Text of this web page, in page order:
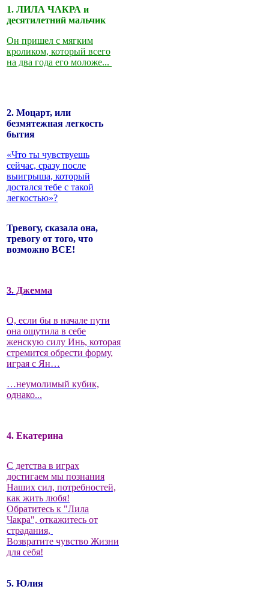
1. ЛИЛА ЧАКРА и
десятилетний мальчик
Он пришел с мягким
кроликом, который всего
на два года его моложе...
2. Моцарт, или
безмятежная легкость
бытия
«Что ты чувствуешь
сейчас, сразу после
выигрыша, который
достался тебе с такой
легкостью»?
Тревогу, сказала она,
тревогу от того, что
возможно ВСЕ!
3. Джемма
О, если бы в начале пути
она ощутила в себе
женскую силу Инь, которая
стремится обрести форму,
играя с Ян…
…неумолимый кубик,
однако...
4. Екатерина
С детства в играх
достигаем мы познания
Наших сил, потребностей,
как жить любя!
Обратитесь к "Лила
Чакра", откажитесь от
страдания,
Возвратите чувство Жизни
для себя!
5. Юлия